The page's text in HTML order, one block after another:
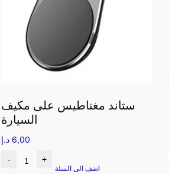
ستاند مغناطيس على مكيف
السيارة
6,00 د.إ
- +
اضف الى السلة